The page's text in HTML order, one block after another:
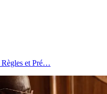
Règles et Pré…